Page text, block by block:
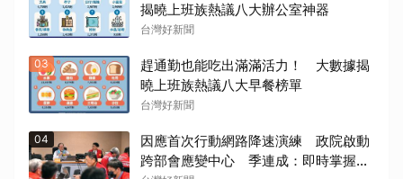
揭曉上班族熱議八大辦公室神器
台灣好新聞
03
趕通勤也能吃出滿滿活力！ 大數據揭
曉上班族熱議八大早餐榜單
台灣好新聞
04
因應首次行動網路降速演練 政院啟動
跨部會應變中心 季連成：即時掌握狀